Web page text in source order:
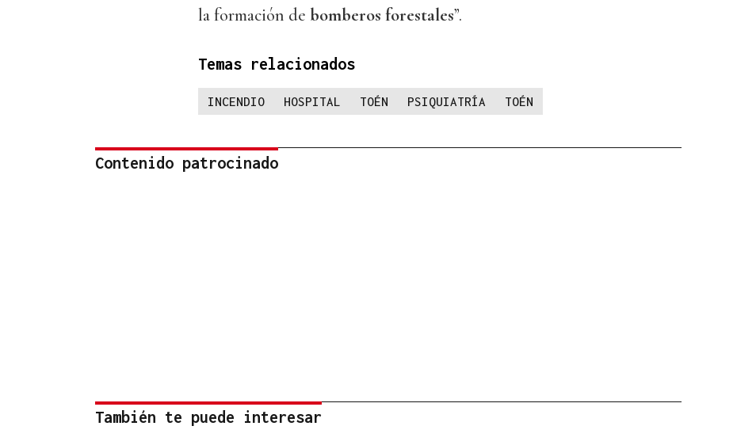
la formación de bomberos forestales”.
Temas relacionados
INCENDIO HOSPITAL TOÉN PSIQUIATRÍA TOÉN
Contenido patrocinado
También te puede interesar